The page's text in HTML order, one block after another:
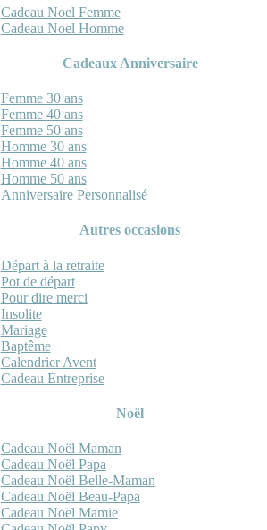
Cadeau Noel Femme
Cadeau Noel Homme
Cadeaux Anniversaire
Femme 30 ans
Femme 40 ans
Femme 50 ans
Homme 30 ans
Homme 40 ans
Homme 50 ans
Anniversaire Personnalisé
Autres occasions
Départ à la retraite
Pot de départ
Pour dire merci
Insolite
Mariage
Baptême
Calendrier Avent
Cadeau Entreprise
Noël
Cadeau Noël Maman
Cadeau Noël Papa
Cadeau Noël Belle-Maman
Cadeau Noël Beau-Papa
Cadeau Noël Mamie